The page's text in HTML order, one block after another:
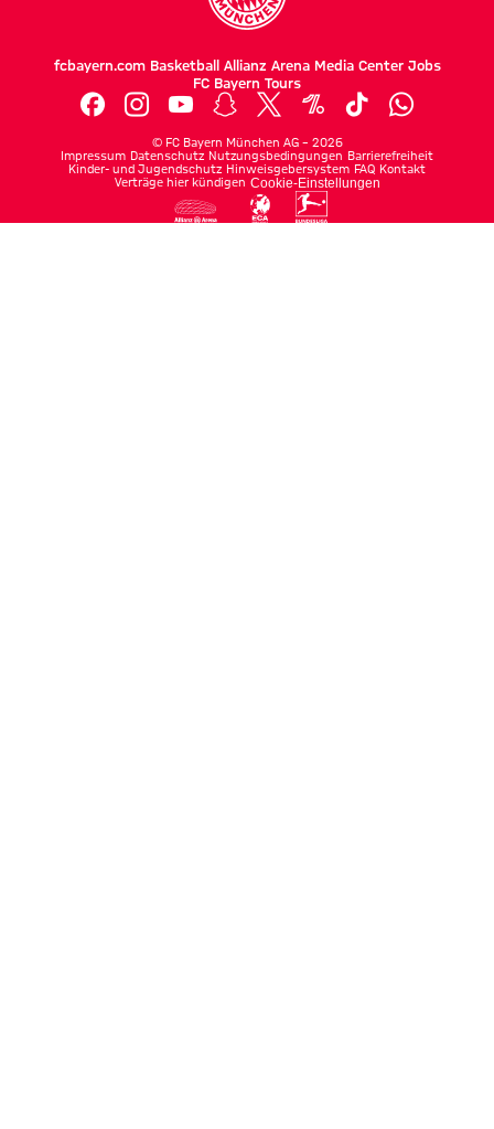
fcbayern.com Basketball Allianz Arena Media Center Jobs
FC Bayern Tours
© FC Bayern München AG – 2026
Impressum Datenschutz Nutzungsbedingungen Barrierefreiheit
Kinder- und Jugendschutz Hinweisgebersystem FAQ Kontakt
Verträge hier kündigen Cookie-Einstellungen